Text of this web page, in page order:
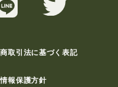
取引法に基づく表記
報保護方針